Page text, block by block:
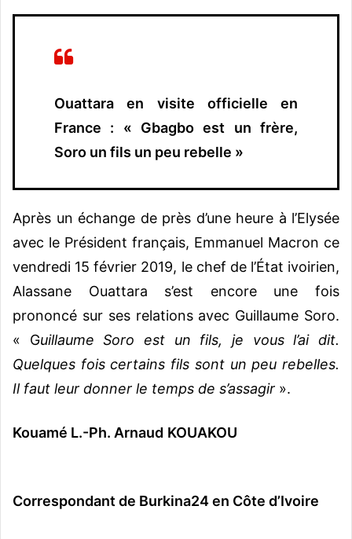
Ouattara en visite officielle en
France : « Gbagbo est un frère,
Soro un fils un peu rebelle »
Après un échange de près d’une heure à l’Elysée
avec le Président français, Emmanuel Macron ce
vendredi 15 février 2019, le chef de l’État ivoirien,
Alassane Ouattara s’est encore une fois
prononcé sur ses relations avec Guillaume Soro.
« Guillaume Soro est un fils, je vous l’ai dit.
Quelques fois certains fils sont un peu rebelles.
Il faut leur donner le temps de s’assagir ».
Kouamé L.-Ph. Arnaud KOUAKOU
Correspondant de Burkina24 en Côte d’Ivoire